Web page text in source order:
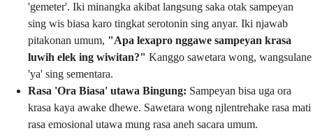
'gemeter'. Iki minangka akibat langsung saka otak sampeyan
sing wis biasa karo tingkat serotonin sing anyar. Iki njawab
pitakonan umum, "Apa lexapro nggawe sampeyan krasa
luwih elek ing wiwitan?" Kanggo sawetara wong, wangsulane
'ya' sing sementara.
Rasa 'Ora Biasa' utawa Bingung: Sampeyan bisa uga ora
krasa kaya awake dhewe. Sawetara wong njlentrehake rasa mati
rasa emosional utawa mung rasa aneh sacara umum.